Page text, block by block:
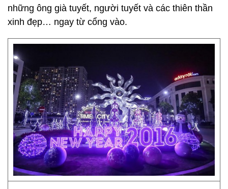
những ông già tuyết, người tuyết và các thiên thần
xinh đẹp… ngay từ cổng vào.